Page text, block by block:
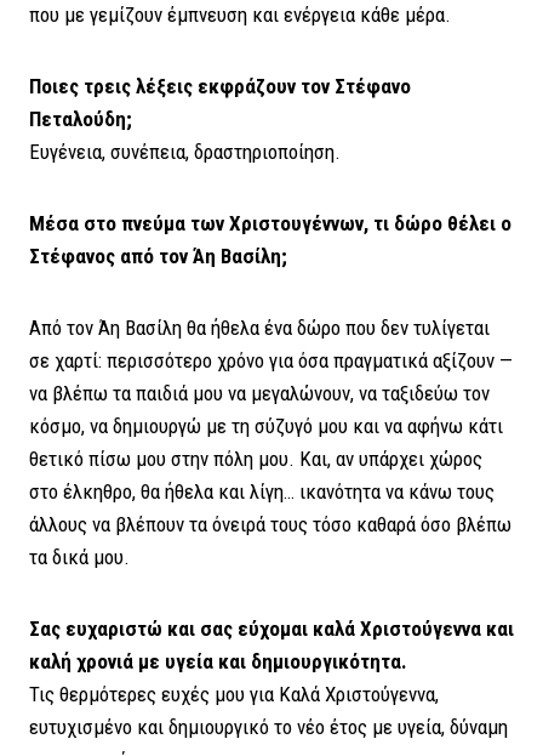
που με γεμίζουν έμπνευση και ενέργεια κάθε μέρα.
Ποιες τρεις λέξεις εκφράζουν τον Στέφανο
Πεταλούδη;
Ευγένεια, συνέπεια, δραστηριοποίηση.
Μέσα στο πνεύμα των Χριστουγέννων, τι δώρο θέλει ο
Στέφανος από τον Άη Βασίλη;
Από τον Άη Βασίλη θα ήθελα ένα δώρο που δεν τυλίγεται
σε χαρτί: περισσότερο χρόνο για όσα πραγματικά αξίζουν —
να βλέπω τα παιδιά μου να μεγαλώνουν, να ταξιδεύω τον
κόσμο, να δημιουργώ με τη σύζυγό μου και να αφήνω κάτι
θετικό πίσω μου στην πόλη μου. Και, αν υπάρχει χώρος
στο έλκηθρο, θα ήθελα και λίγη… ικανότητα να κάνω τους
άλλους να βλέπουν τα όνειρά τους τόσο καθαρά όσο βλέπω
τα δικά μου.
Σας ευχαριστώ και σας εύχομαι καλά Χριστούγεννα και
καλή χρονιά με υγεία και δημιουργικότητα.
Τις θερμότερες ευχές μου για Καλά Χριστούγεννα,
ευτυχισμένο και δημιουργικό το νέο έτος με υγεία, δύναμη